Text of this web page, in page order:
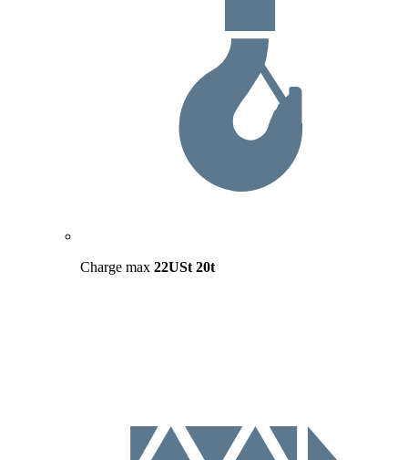
Charge max 22USt 20t